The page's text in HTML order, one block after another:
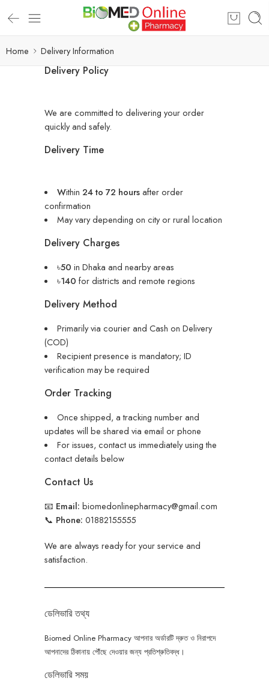
Home Delivery Information
Delivery Policy
We are committed to delivering your order
quickly and safely.
Delivery Time
Within 24 to 72 hoursafter order
confirmation
May vary depending on city or rural location
Delivery Charges
৳50 in Dhaka and nearby areas
৳140 for districts and remote regions
Delivery Method
Primarily via courier and Cash on Delivery
(COD)
Recipient presence is mandatory; ID
verification may be required
Order Tracking
Once shipped, a tracking number and
updates will be shared via email or phone
For issues, contact us immediately using the
contact details below
Contact Us
📧 Email: biomedonlinepharmacy@gmail.com
📞 Phone: 01882155555
We are always ready for your service and
satisfaction.
ডেলিভারি তথ্য
Biomed Online Pharmacy আপনার অর্ডারটি দ্রুত ও নিরাপদে
আপনাদের ঠিকানায় পৌঁছে দেওয়ার জন্য প্রতিশ্রুতিবদ্ধ।
ডেলিভারি সময়